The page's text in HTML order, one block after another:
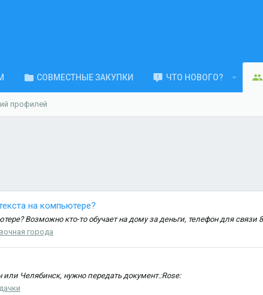
СОВМЕСТНЫЕ ЗАКУПКИ ЧТО НОВОГО?
профилей
на компьютере?
Возможно кто-то обучает на дому за деньги, телефон для связи
города
Челябинск, нужно передать документ.:Rose: